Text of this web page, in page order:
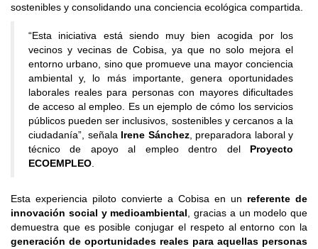
sostenibles y consolidando una conciencia ecológica compartida.
“Esta iniciativa está siendo muy bien acogida por los
vecinos y vecinas de Cobisa, ya que no solo mejora el
entorno urbano, sino que promueve una mayor conciencia
ambiental y, lo más importante, genera oportunidades
laborales reales para personas con mayores dificultades
de acceso al empleo. Es un ejemplo de cómo los servicios
públicos pueden ser inclusivos, sostenibles y cercanos a la
ciudadanía”, señala Irene Sánchez, preparadora laboral y
técnico de apoyo al empleo dentro del Proyecto
ECOEMPLEO
Esta experiencia piloto convierte a Cobisa en un referente de
innovación social y medioambiental , gracias a un modelo que
demuestra que es posible conjugar el respeto al entorno con la
generación de oportunidades reales para aquellas personas